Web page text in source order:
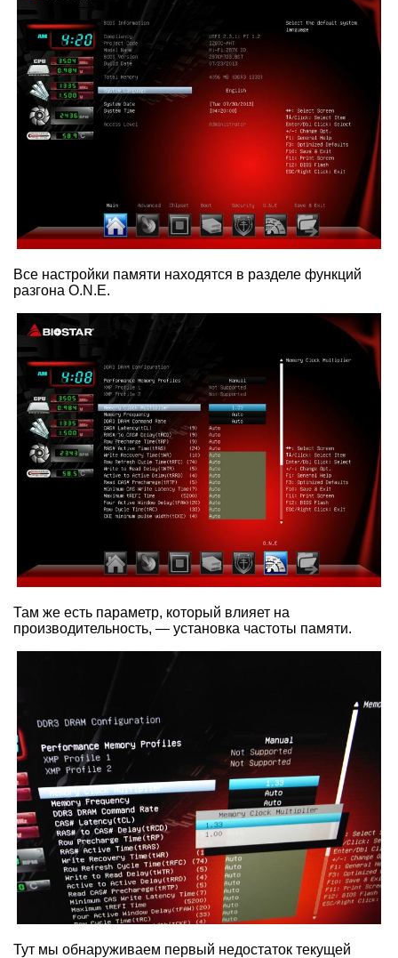
Все настройки памяти находятся в разделе функций
разгона O.N.E.
Там же есть параметр, который влияет на
производительность, — установка частоты памяти.
Тут мы обнаруживаем первый недостаток текущей